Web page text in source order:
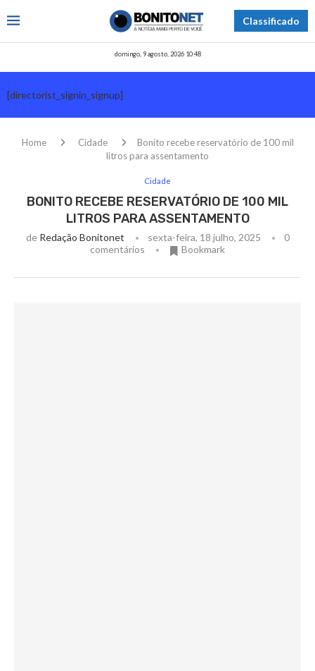
Classificado
domingo, 9 agosto, 2026 10:48
[directorist_signin_signup]
Home Cidade
Bonito recebe reservatório de 100 mil
litros para assentamento
Cidade
BONITO RECEBE RESERVATÓRIO DE 100 MIL
LITROS PARA ASSENTAMENTO
de Redação Bonitonet sexta-feira, 18 julho, 2025
0
comentários
Bookmark